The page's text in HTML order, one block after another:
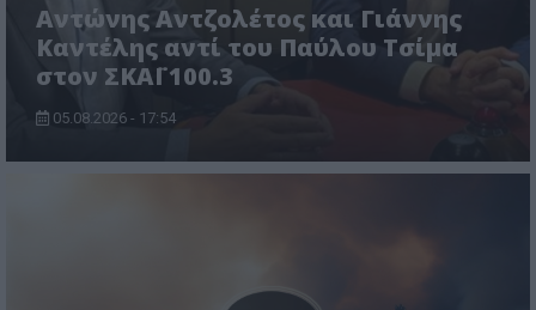
Αντώνης Αντζολέτος και Γιάννης
Καντέλης αντί του Παύλου Τσίμα
στον ΣΚΑΪ 100.3
05.08.2026 - 17:54